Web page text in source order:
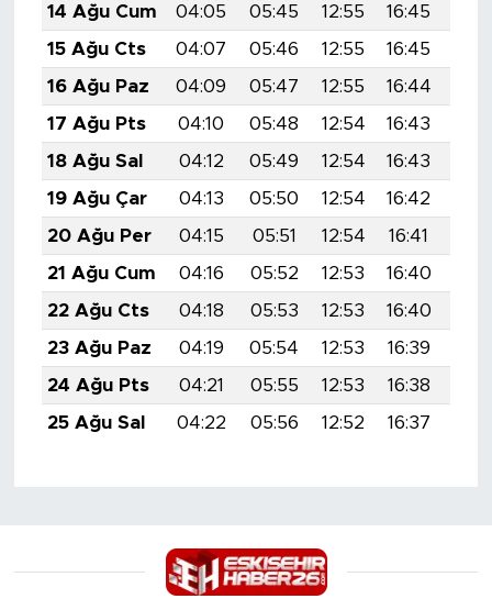
14 Ağu Cum
04:05 05:45 12:55 16:45
15 Ağu Cts
04:07 05:46 12:55 16:45
16 Ağu Paz
04:09 05:47 12:55 16:44
17 Ağu Pts
04:10 05:48 12:54 16:43
18 Ağu Sal
04:12 05:49 12:54 16:43
19 Ağu Çar
04:13 05:50 12:54 16:42
20 Ağu Per
04:15 05:51 12:54 16:41
21 Ağu Cum
04:16 05:52 12:53 16:40
22 Ağu Cts
04:18 05:53 12:53 16:40
23 Ağu Paz
04:19 05:54 12:53 16:39
24 Ağu Pts
04:21 05:55 12:53 16:38
25 Ağu Sal
04:22 05:56 12:52 16:37